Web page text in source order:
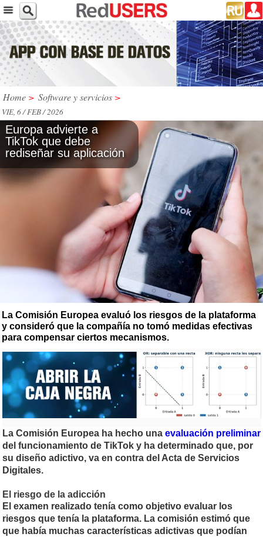
Home > Software y servicios >
VIE, 6 / FEB / 2026
Europa advierte a
TikTok que debe
rediseñar su aplicación
La Comisión Europea evaluó los riesgos de la plataforma
y consideró que la compañía no tomó medidas efectivas
para compensar ciertos mecanismos.
La Comisión Europea ha hecho una evaluación preliminar
del funcionamiento de TikTok y ha determinado que, por
su diseño adictivo, va en contra del Acta de Servicios
Digitales.
El riesgo de la adicción
El examen realizado tenía como objetivo evaluar los
riesgos que tenía la plataforma. La comisión estimó que
que había muchas características adictivas que podían